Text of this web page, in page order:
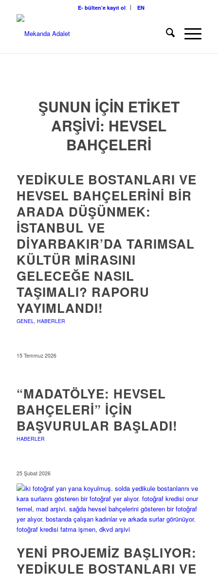
E- bülten’e kayıt ol EN
ŞUNUN IÇIN ETIKET
ARŞIVI: HEVSEL
BAHÇELERI
YEDIKULE BOSTANLARI VE
HEVSEL BAHÇELERINI BIR
ARADA DÜŞÜNMEK:
İSTANBUL VE
DIYARBAKIR’DA TARIMSAL
KÜLTÜR MIRASINI
GELECEĞE NASIL
TAŞIMALI? RAPORU
YAYIMLANDI!
GENEL, HABERLER
15 Temmuz 2026
“MADATÖLYE: HEVSEL
BAHÇELERI” IÇIN
BAŞVURULAR BAŞLADI!
HABERLER
25 Şubat 2026
YENI PROJEMIZ BAŞLIYOR:
YEDIKULE BOSTANLARI VE